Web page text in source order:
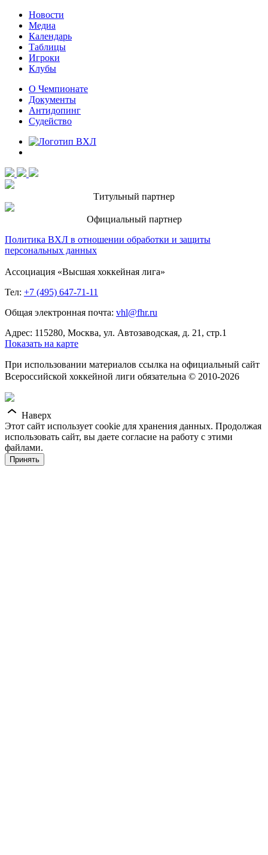
Новости
Медиа
Календарь
Таблицы
Игроки
Клубы
О Чемпионате
Документы
Антидопинг
Судейство
Титульный партнер
Официальный партнер
Политика ВХЛ в отношении обработки и защиты
персональных данных
Ассоциация «Высшая хоккейная лига»
Тел: +7 (495) 647-71-11
Общая электронная почта: vhl@fhr.ru
Адрес: 115280, Москва, ул. Автозаводская, д. 21, стр.1
Показать на карте
При использовании материалов ссылка на официальный сайт
Всероссийской хоккейной лиги обязательна © 2010-2026
Наверх
Этот сайт использует cookie для хранения данных. Продолжая
использовать сайт, вы даете согласие на работу с этими
файлами.
Принять